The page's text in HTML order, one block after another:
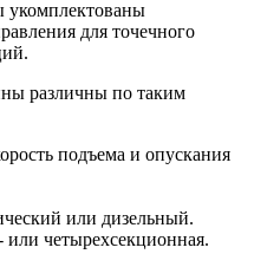
для точечного
различны по таким
подъема и опускания
или дизельный.
четырехсекционная.